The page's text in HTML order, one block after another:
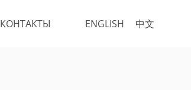
ENGLISH 中文
КОНТАКТЫ